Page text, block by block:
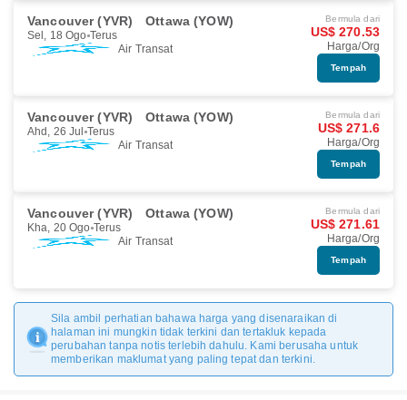
Vancouver (YVR) Ottawa (YOW)
Sel, 18 Ogo Terus
Air Transat
Bermula dari
US$ 270.53
Harga/Org
Tempah
Vancouver (YVR) Ottawa (YOW)
Ahd, 26 Jul Terus
Air Transat
Bermula dari
US$ 271.6
Harga/Org
Tempah
Vancouver (YVR) Ottawa (YOW)
Kha, 20 Ogo Terus
Air Transat
Bermula dari
US$ 271.61
Harga/Org
Tempah
Sila ambil perhatian bahawa harga yang disenaraikan di
halaman ini mungkin tidak terkini dan tertakluk kepada
perubahan tanpa notis terlebih dahulu. Kami berusaha untuk
memberikan maklumat yang paling tepat dan terkini.